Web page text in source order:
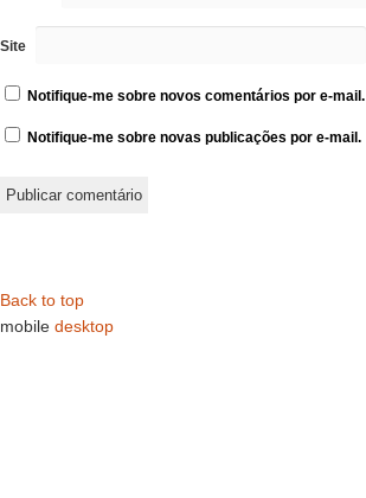
Site
Notifique-me sobre novos comentários por e-mail.
Notifique-me sobre novas publicações por e-mail.
Back to top
mobile desktop